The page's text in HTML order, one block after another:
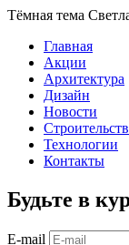
Тёмная тема
Главная
Акции
Архитектура
Дизайн
Новости
Технологии
Контакты
Будьте в
E-mail